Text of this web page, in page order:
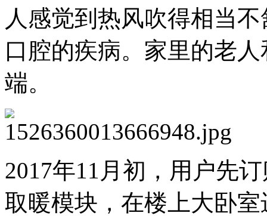
人感觉到热风吹得相当
口腔的疾病。家里的老
端。
2017年11月初，用户先
取暖模块，在楼上大卧